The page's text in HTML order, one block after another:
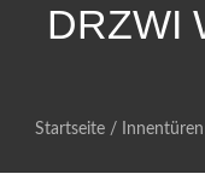
DRZWI
Startseite/ Innentüren